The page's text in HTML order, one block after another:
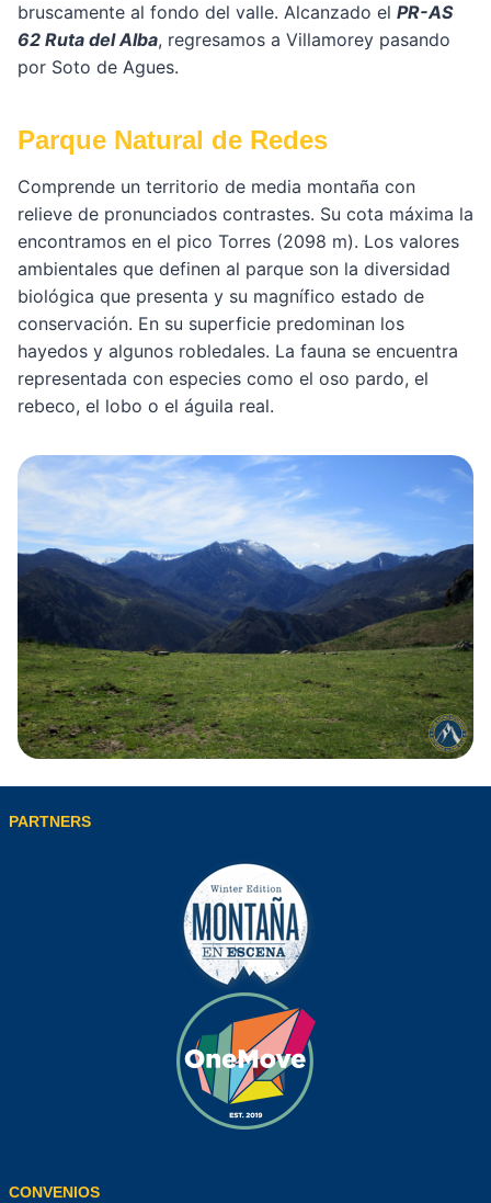
bruscamente al fondo del valle. Alcanzado el PR-AS
62 Ruta del Alba, regresamos a Villamorey pasando
por Soto de Agues.
Parque Natural de Redes
Comprende un territorio de media montaña con
relieve de pronunciados contrastes. Su cota máxima la
encontramos en el pico Torres (2098 m). Los valores
ambientales que definen al parque son la diversidad
biológica que presenta y su magnífico estado de
conservación. En su superficie predominan los
hayedos y algunos robledales. La fauna se encuentra
representada con especies como el oso pardo, el
rebeco, el lobo o el águila real.
PARTNERS
CONVENIOS